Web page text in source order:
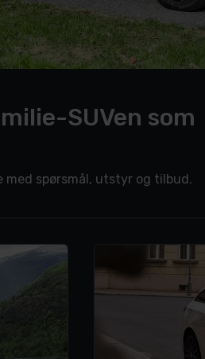
SUVen som
spørsmål, utstyr og tilbud.